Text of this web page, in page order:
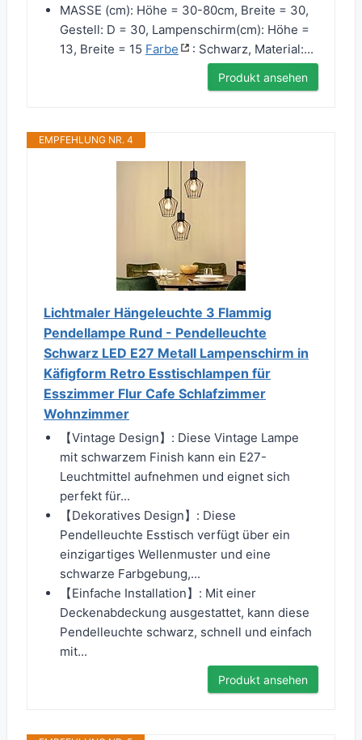
MASSE (cm): Höhe = 30-80cm, Breite = 30,
Gestell: D = 30, Lampenschirm(cm): Höhe =
13, Breite = 15 Farbe : Schwarz, Material:...
Produkt ansehen
EMPFEHLUNG NR. 4
Lichtmaler Hängeleuchte 3 Flammig
Pendellampe Rund - Pendelleuchte
Schwarz LED E27 Metall Lampenschirm in
Käfigform Retro Esstischlampen für
Esszimmer Flur Cafe Schlafzimmer
Wohnzimmer
【Vintage Design】: Diese Vintage Lampe
mit schwarzem Finish kann ein E27-
Leuchtmittel aufnehmen und eignet sich
perfekt für...
【Dekoratives Design】: Diese
Pendelleuchte Esstisch verfügt über ein
einzigartiges Wellenmuster und eine
schwarze Farbgebung,...
【Einfache Installation】: Mit einer
Deckenabdeckung ausgestattet, kann diese
Pendelleuchte schwarz, schnell und einfach
mit...
Produkt ansehen